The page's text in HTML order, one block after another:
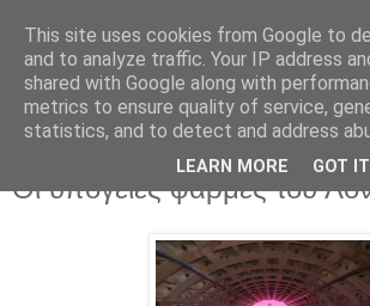
Οι υπόγειες φάρμες του
This site uses cookies from Google to
and to analyze traffic. Your IP address
shared with Google along with
metrics to ensure quality of service,
statistics, and to detect and address
LEARN MORE GOT IT